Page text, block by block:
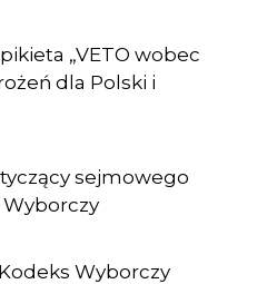
„VETO wobec
dla Polski i
sejmowego
Wyborczy